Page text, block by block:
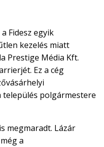
Fidesz egyik
kezelés miatt
Prestige Média Kft.
Ez a cég
polgármestere
megmaradt. Lázár
a